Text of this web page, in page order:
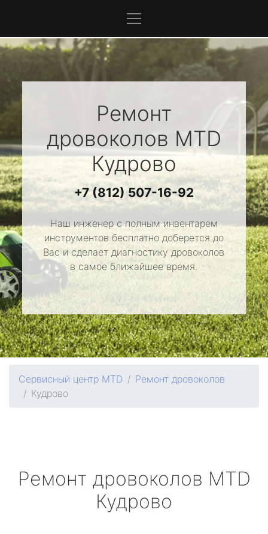
Ремонт
дровоколов MTD
Кудрово
+7 (812) 507-16-92
Наш инженер с полным инвентарем
инструментов бесплатно доберется до
Вас и сделает диагностику дровоколов
в самое ближайшее время.
Сервисный центр MTD
Ремонт дровоколов
Кудрово
Ремонт дровоколов MTD
Кудрово